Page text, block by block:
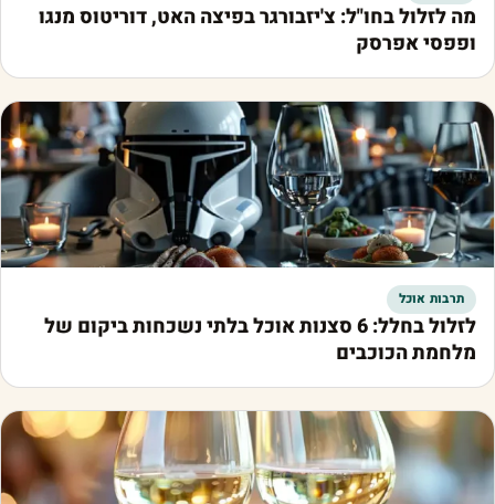
מה לזלול בחו"ל: צ'יזבורגר בפיצה האט, דוריטוס מנגו
ופפסי אפרסק
תרבות אוכל
לזלול בחלל: 6 סצנות אוכל בלתי נשכחות ביקום של
מלחמת הכוכבים